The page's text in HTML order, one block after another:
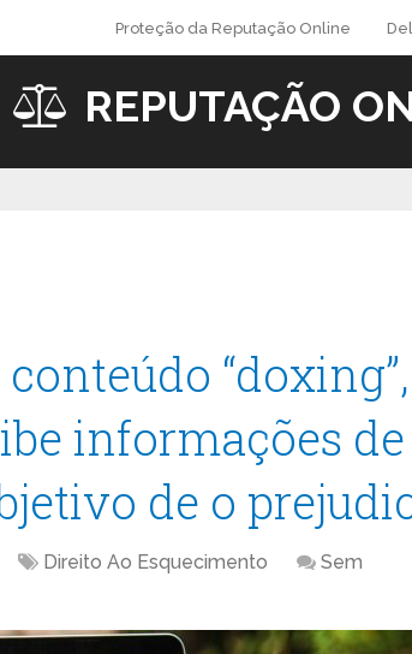
Proteção da Reputação Online
REPUTAÇÃO
“doxing”,
informações de
de o
Direito Ao Esquecimento
Sem